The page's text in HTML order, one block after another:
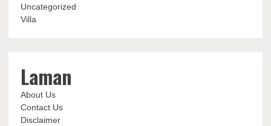
Uncategorized
Villa
Laman
About Us
Contact Us
Disclaimer